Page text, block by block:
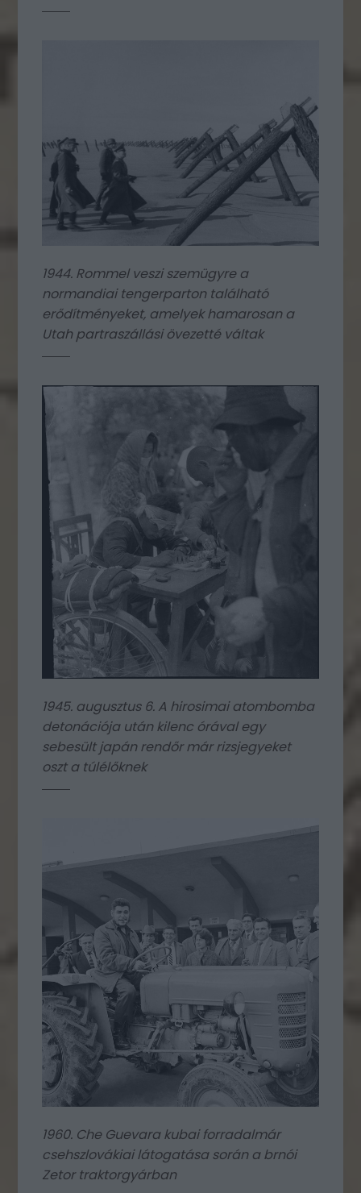
1944. Rommel veszi szemügyre a
normandiai tengerparton található
erődítményeket, amelyek hamarosan a
Utah partraszállási övezetté váltak
1945. augusztus 6. A hirosimai atombomba
detonációja után kilenc órával egy
sebesült japán rendőr már rizsjegyeket
oszt a túlélőknek
1960. Che Guevara kubai forradalmár
csehszlovákiai látogatása során a brnói
Zetor traktorgyárban